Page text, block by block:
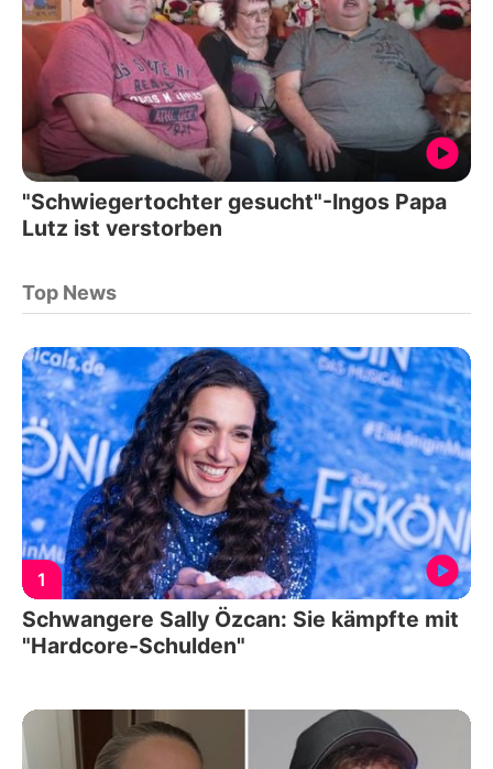
"Schwiegertochter gesucht"-Ingos Papa
Lutz ist verstorben
Top News
1
Schwangere Sally Özcan: Sie kämpfte mit
"Hardcore-Schulden"